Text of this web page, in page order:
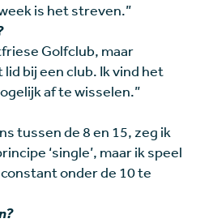
is het streven.”
Golfclub, maar
bij een club. Ik vind het
af te wisselen.”
tussen de 8 en 15, zeg ik
‘single’, maar ik speel
onder de 10 te